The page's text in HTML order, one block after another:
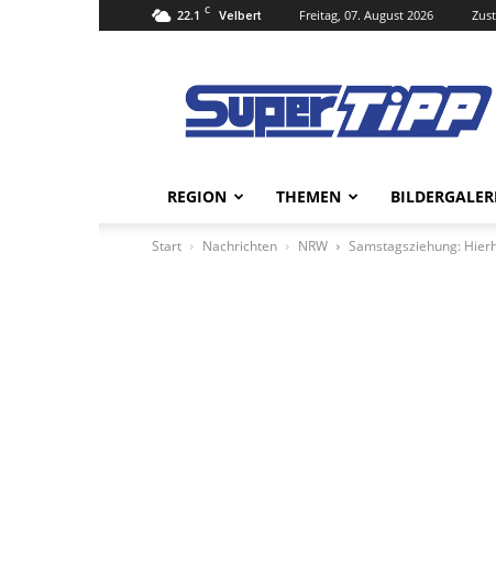
22.1 C Velbert Freitag, 07. August 2026
Tipp
Online
REGION THEMEN
Start Nachrichten NRW Samstagsziehung: